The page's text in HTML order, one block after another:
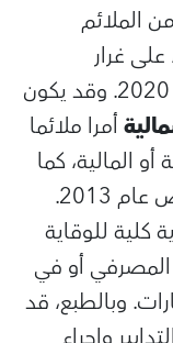
الملائم
على غرار
إندونيسيا التي نجحت في ذلك عام 2020. وقد يكون
أمرا ملائما
المالية، كما
حدث في آيسلندا عام 2008 وقبرص عام 2013.
كلية للوقاية
المصرفي أو في
وبالطبع، قد